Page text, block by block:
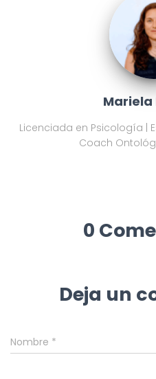
Mariela
Licenciada en Psicología |
Coach
0
Deja un
Nombre *